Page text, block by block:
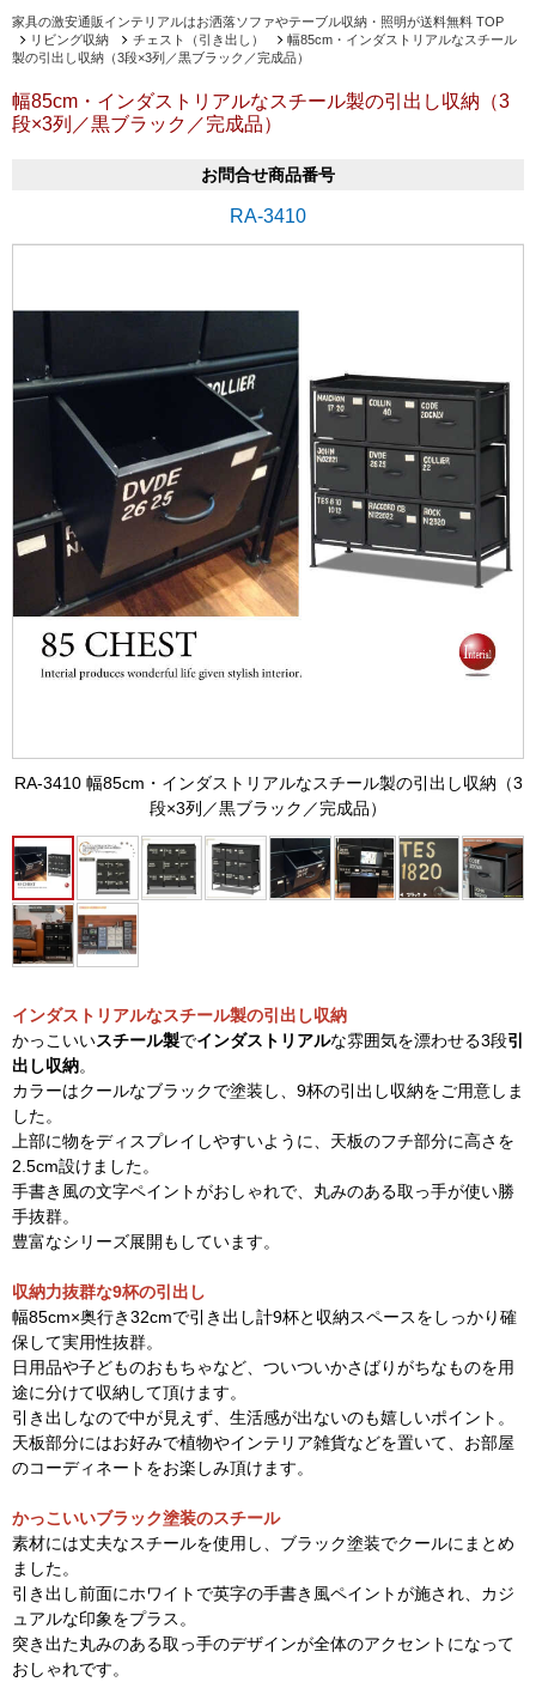
家具の激安通販インテリアルはお洒落ソファやテーブル収納・照明が送料無料 TOP
リビング収納
チェスト（引き出し）
幅85cm・インダストリアルなスチール
製の引出し収納（3段×3列／黒ブラック／完成品）
幅85cm・インダストリアルなスチール製の引出し収納（3
段×3列／黒ブラック／完成品）
お問合せ商品番号
RA-3410
RA-3410 幅85cm・インダストリアルなスチール製の引出し収納（3
段×3列／黒ブラック／完成品）
インダストリアルなスチール製の引出し収納
かっこいいスチール製でインダストリアルな雰囲気を漂わせる3段引
出し収納。
カラーはクールなブラックで塗装し、9杯の引出し収納をご用意しま
した。
上部に物をディスプレイしやすいように、天板のフチ部分に高さを
2.5cm設けました。
手書き風の文字ペイントがおしゃれで、丸みのある取っ手が使い勝
手抜群。
豊富なシリーズ展開もしています。
収納力抜群な9杯の引出し
幅85cm×奥行き32cmで引き出し計9杯と収納スペースをしっかり確
保して実用性抜群。
日用品や子どものおもちゃなど、ついついかさばりがちなものを用
途に分けて収納して頂けます。
引き出しなので中が見えず、生活感が出ないのも嬉しいポイント。
天板部分にはお好みで植物やインテリア雑貨などを置いて、お部屋
のコーディネートをお楽しみ頂けます。
かっこいいブラック塗装のスチール
素材には丈夫なスチールを使用し、ブラック塗装でクールにまとめ
ました。
引き出し前面にホワイトで英字の手書き風ペイントが施され、カジ
ュアルな印象をプラス。
突き出た丸みのある取っ手のデザインが全体のアクセントになって
おしゃれです。